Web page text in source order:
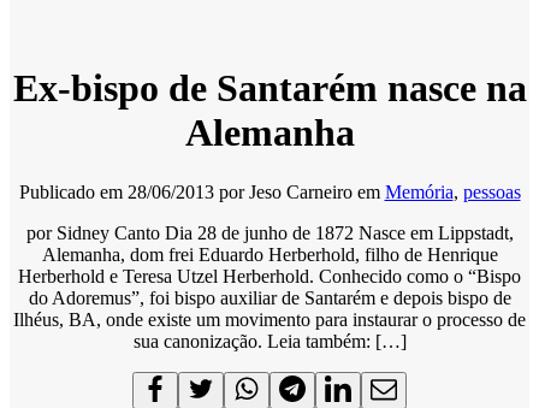
Ex-bispo de Santarém nasce na
Alemanha
Publicado em 28/06/2013 porJeso Carneiro em Memória, pessoas
por Sidney Canto Dia 28 de junho de 1872 Nasce em Lippstadt,
Alemanha, dom frei Eduardo Herberhold, filho de Henrique
Herberhold e Teresa Utzel Herberhold. Conhecido como o “Bispo
do Adoremus”, foi bispo auxiliar de Santarém e depois bispo de
Ilhéus, BA, onde existe um movimento para instaurar o processo de
sua canonização. Leia também: […]